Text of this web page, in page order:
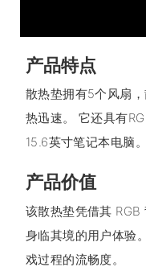
产品特点
散热垫拥有5个风扇
热迅速。 它还具有
15.6英寸笔记本电脑。
产品价值
该散热垫凭借其
身临其境的用户体验
戏过程的流畅度。